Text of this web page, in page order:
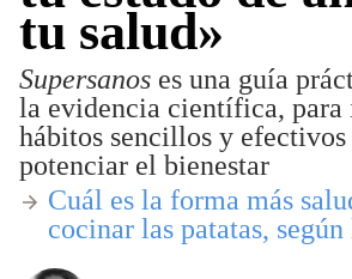
tu salud»
Supersanos es una guía
la evidencia científica, para
hábitos sencillos y efectivos
potenciar el bienestar
​Cuál es la forma más
cocinar las patatas,